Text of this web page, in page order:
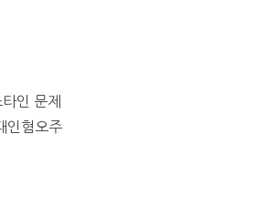
인 문제
인혐오주